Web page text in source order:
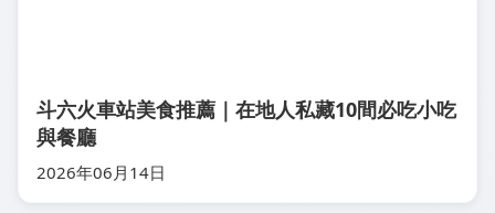
斗六火車站美食推薦｜在地人私藏10間必吃小吃
與餐廳
2026年06月14日